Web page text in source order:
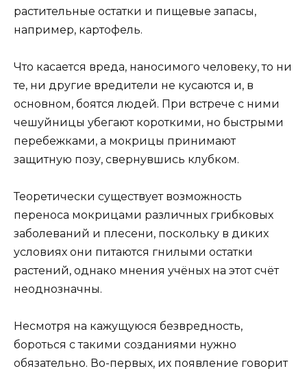
растительные остатки и пищевые запасы,
например, картофель.
Что касается вреда, наносимого человеку, то ни
те, ни другие вредители не кусаются и, в
основном, боятся людей. При встрече с ними
чешуйницы убегают короткими, но быстрыми
перебежками, а мокрицы принимают
защитную позу, свернувшись клубком.
Теоретически существует возможность
переноса мокрицами различных грибковых
заболеваний и плесени, поскольку в диких
условиях они питаются гнилыми остатки
растений, однако мнения учёных на этот счёт
неоднозначны.
Несмотря на кажущуюся безвредность,
бороться с такими созданиями нужно
обязательно. Во-первых, их появление говорит